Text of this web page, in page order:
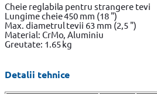
Cheie reglabila pentru strangere tevi
Lungime cheie 450 mm (18 ")
Max. diametrul tevii 63 mm (2,5 ")
Material: CrMo, Aluminiu
Greutate: 1.65 kg
Detalii tehnice